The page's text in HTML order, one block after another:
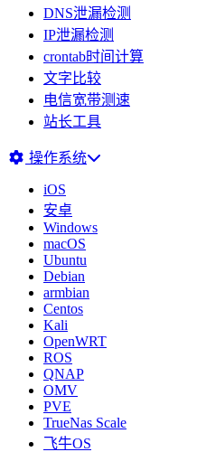
DNS泄漏检测
IP泄漏检测
crontab时间计算
文字比较
电信宽带测速
站长工具
操作系统
iOS
安卓
Windows
macOS
Ubuntu
Debian
armbian
Centos
Kali
OpenWRT
ROS
QNAP
OMV
PVE
TrueNas Scale
飞牛OS